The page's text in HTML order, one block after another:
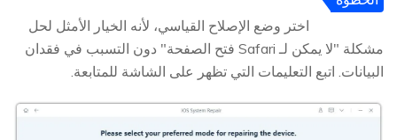
اختر وضع الإصلاح القياسي، لأنه الخيار الأمثل لحل
مشكلة "لا يمكن لـ Safari فتح الصفحة" دون التسبب في فقدان
البيانات. اتبع التعليمات التي تظهر على الشاشة للمتابعة.